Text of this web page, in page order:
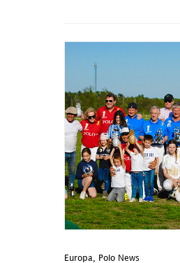
Europa Polo News